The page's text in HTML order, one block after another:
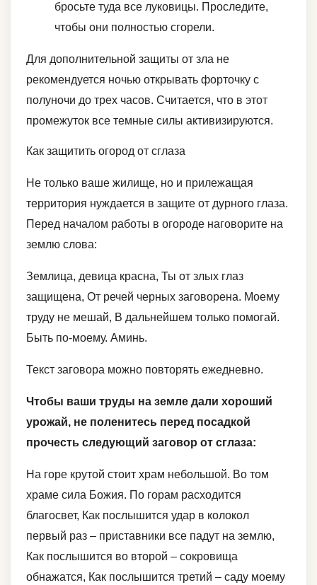
бросьте туда все луковицы. Проследите,
чтобы они полностью сгорели.
Для дополнительной защиты от зла не
рекомендуется ночью открывать форточку с
полуночи до трех часов. Считается, что в этот
промежуток все темные силы активизируются.
Как защитить огород от сглаза
Не только ваше жилище, но и прилежащая
территория нуждается в защите от дурного глаза.
Перед началом работы в огороде наговорите на
землю слова:
Землица, девица красна, Ты от злых глаз
защищена, От речей черных заговорена. Моему
труду не мешай, В дальнейшем только помогай.
Быть по-моему. Аминь.
Текст заговора можно повторять ежедневно.
Чтобы ваши труды на земле дали хороший
урожай, не поленитесь перед посадкой
прочесть следующий заговор от сглаза:
На горе крутой стоит храм небольшой. Во том
храме сила Божия. По горам расходится
благосвет, Как послышится удар в колокол
первый раз – приставники все падут на землю,
Как послышится во второй – сокровища
обнажатся, Как послышится третий – саду моему